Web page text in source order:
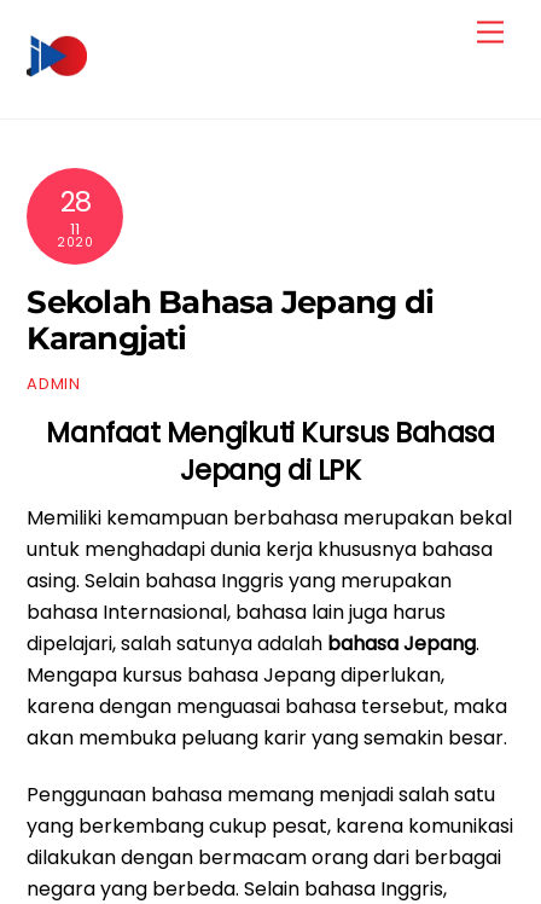
content
28
11
2020
Sekolah Bahasa Jepang di
Karangjati
ADMIN
Manfaat Mengikuti Kursus Bahasa
Jepang di LPK
Memiliki kemampuan berbahasa merupakan bekal
untuk menghadapi dunia kerja khususnya bahasa
asing. Selain bahasa Inggris yang merupakan
bahasa Internasional, bahasa lain juga harus
dipelajari, salah satunya adalah bahasa Jepang.
Mengapa kursus bahasa Jepang diperlukan,
karena dengan menguasai bahasa tersebut, maka
akan membuka peluang karir yang semakin besar.
Penggunaan bahasa memang menjadi salah satu
yang berkembang cukup pesat, karena komunikasi
dilakukan dengan bermacam orang dari berbagai
negara yang berbeda. Selain bahasa Inggris,